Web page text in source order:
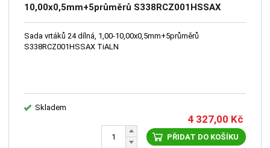
10,00x0,5mm+5průměrů S338RCZ001HSSAX
TiALN
Sada vrtáků 24 dílná, 1,00-10,00x0,5mm+5průměrů
S338RCZ001HSSAX TiALN
Skladem
4 327,00 Kč
PŘIDAT DO KOŠÍKU